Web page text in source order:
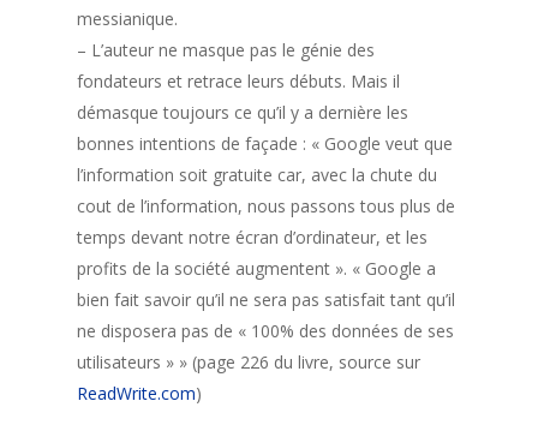
messianique.
– L’auteur ne masque pas le génie des
fondateurs et retrace leurs débuts. Mais il
démasque toujours ce qu’il y a dernière les
bonnes intentions de façade : « Google veut que
l’information soit gratuite car, avec la chute du
cout de l’information, nous passons tous plus de
temps devant notre écran d’ordinateur, et les
profits de la société augmentent ». « Google a
bien fait savoir qu’il ne sera pas satisfait tant qu’il
ne disposera pas de « 100% des données de ses
utilisateurs » » (page 226 du livre, source sur
ReadWrite.com)